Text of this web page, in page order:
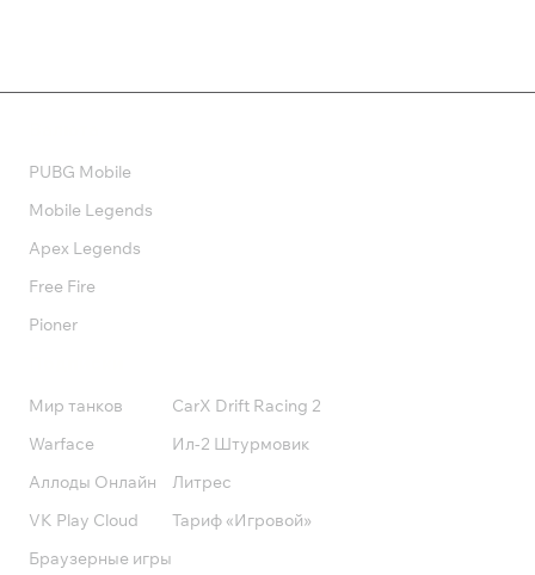
PUBG Mobile
Mobile Legends
Apex Legends
Free Fire
Pioner
Мир танков
Warface
Аллоды Онлайн
VK Play Cloud
Браузерные игры
CarX Drift Racing 2
Ил-2 Штурмовик
Литрес
Тариф «Игровой»